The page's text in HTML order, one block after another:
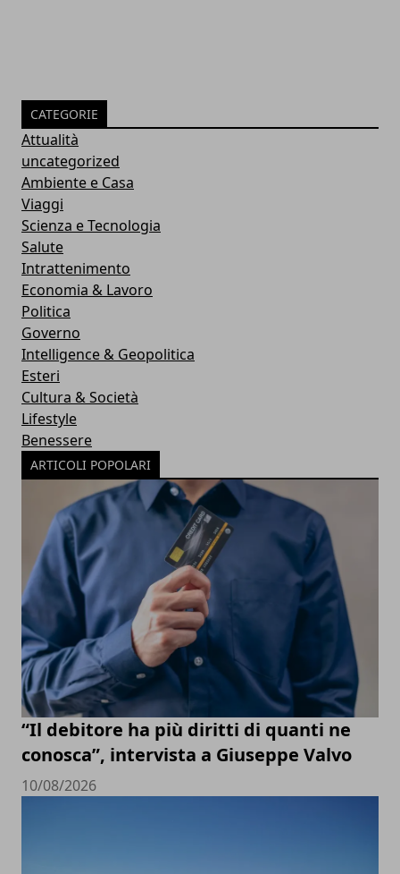
CATEGORIE
Attualità
uncategorized
Ambiente e Casa
Viaggi
Scienza e Tecnologia
Salute
Intrattenimento
Economia & Lavoro
Politica
Governo
Intelligence & Geopolitica
Esteri
Cultura & Società
Lifestyle
Benessere
ARTICOLI POPOLARI
“Il debitore ha più diritti di quanti ne
conosca”, intervista a Giuseppe Valvo
10/08/2026